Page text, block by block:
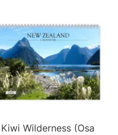
Kiwi Wilderness (Osa